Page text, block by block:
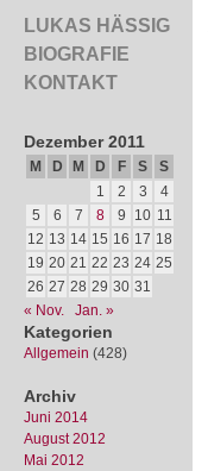
LUKAS HÄSSIG
BIOGRAFIE
KONTAKT
Dezember 2011
M D M D F S
S
1
2 3
4
5
6 7 8 9 10 11
12 13 14 15 16 17 18
19 20 21 22 23 24 25
26 27 28 29 30 31
« Nov.
Jan. »
Kategorien
Allgemein (428)
Archiv
Juni 2014
August 2012
Mai 2012